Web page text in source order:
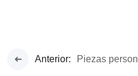
Anterior: